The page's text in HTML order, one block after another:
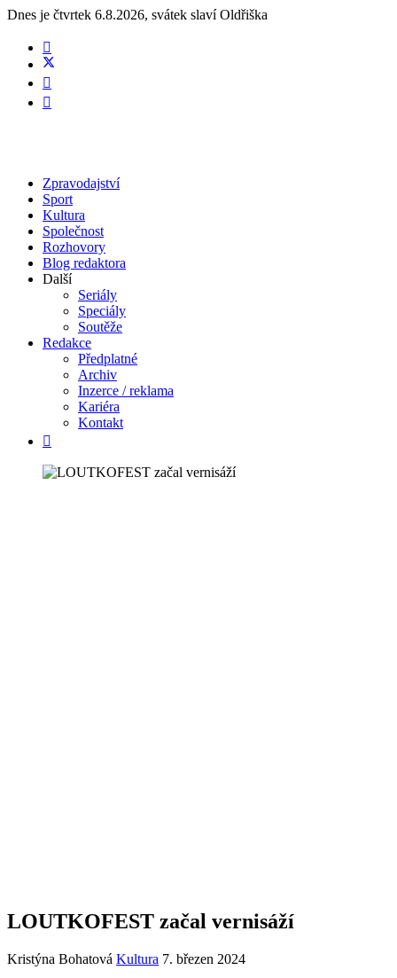
Dnes je čtvrtek 6.8.2026, svátek slavíOldřiška
Zpravodajství
Sport
Kultura
Společnost
Rozhovory
Blog redaktora
Další
Seriály
Speciály
Soutěže
Redakce
Předplatné
Archiv
Inzerce / reklama
Kariéra
Kontakt
LOUTKOFEST začal vernisáží
Kristýna Bohatová Kultura 7. březen 2024